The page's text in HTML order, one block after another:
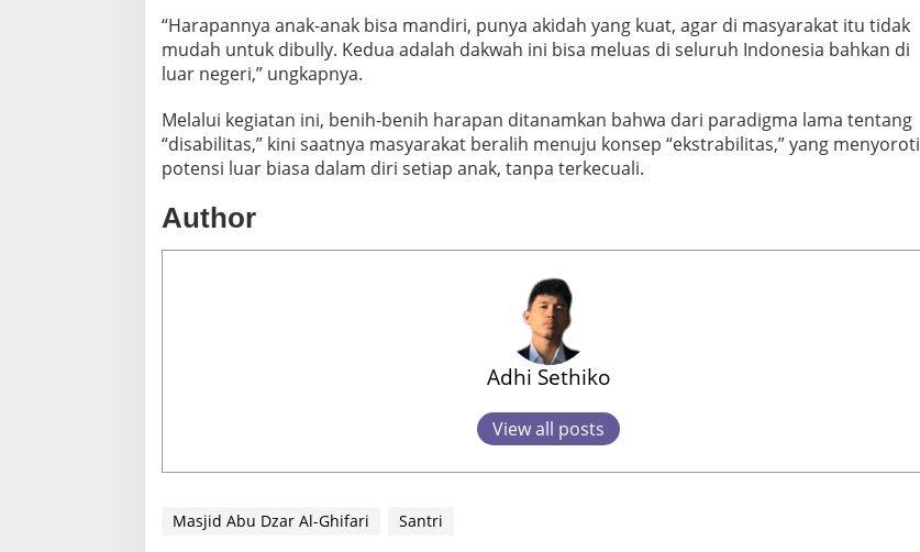
A
“Harapannya anak-anak bisa mandiri, punya akidah yang kuat, agar di masyarakat itu tidak
mudah untuk dibully. Kedua adalah dakwah ini bisa meluas di seluruh Indonesia bahkan di
luar negeri,” ungkapnya.
Melalui kegiatan ini, benih-benih harapan ditanamkan bahwa dari paradigma lama tentang
“disabilitas,” kini saatnya masyarakat beralih menuju konsep “ekstrabilitas,” yang menyoroti
potensi luar biasa dalam diri setiap anak, tanpa terkecuali.
Author
Adhi Sethiko
View all posts
Masjid Abu Dzar Al-Ghifari
Santri